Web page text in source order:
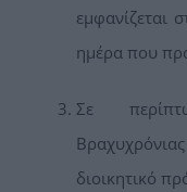
εμφανίζεται
ημέρα που
Σε
διοικητικό